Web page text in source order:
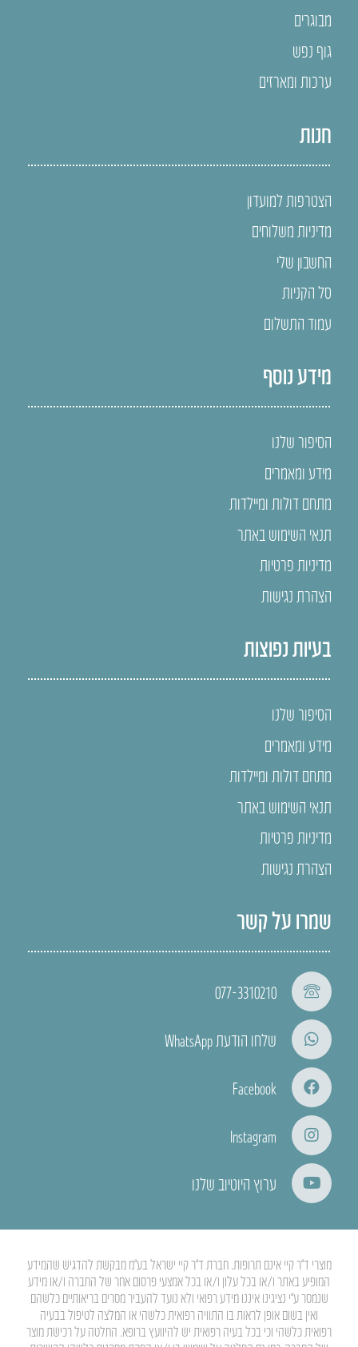
מבוגרים
גוף נפש
ערכות ומארזים
חנות
הצטרפות למועדון
מדיניות משלוחים
החשבון שלי
סל הקניות
עמוד התשלום
מידע נוסף
הסיפור שלנו
מידע ומאמרים
מתחם דולות ומיילדות
תנאי השימוש באתר
מדיניות פרטיות
הצהרת נגישות
בעיות נפוצות
הסיפור שלנו
מידע ומאמרים
מתחם דולות ומיילדות
תנאי השימוש באתר
מדיניות פרטיות
הצהרת נגישות
שמרו על קשר
077-3310210
שלחו הודעת WhatsApp
Facebook
Instagram
ערוץ היוטיוב שלנו
מוצרי ד”ר קיי אינם תרופות. חברת ד”ר קיי ישראל בע”מ מבקשת להדגיש שהמידע
המופיע באתר ו/או בכל עלון ו/או בכל אמצעי פרסום אחר של החברה ו/או מידע
שנמסר ע”י נציגינו איננו מידע רפואי ולא נועד להעביר מסרים בריאותיים כלשהם
ואין בשום אופן לראות בו התוויה רפואית כלשהי או המלצה לטיפול בבעיה
רפואית כלשהי וכי בכל בעיה רפואית יש להיוועץ ברופא. החלטה על רכישת מוצר